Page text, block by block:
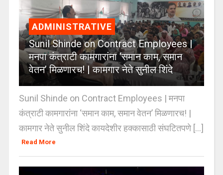
ADMINISTRATIVE
Sunil Shinde on Contract Employees |
मनपा कंत्राटी कामगारांना ‘समान काम, समान
वेतन’ मिळणारच! | कामगार नेते सुनील शिंदे
Sunil Shinde on Contract Employees | मनपा
कंत्राटी कामगारांना ‘समान काम, समान वेतन’ मिळणारच! |
कामगार नेते सुनील शिंदे कायदेशीर हक्कासाठी संघटितपणे [...]
Read More